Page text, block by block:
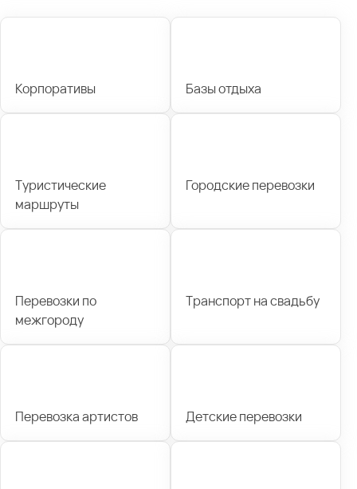
Корпоративы Базы отдыха
Туристические
маршруты
Городские перевозки
Перевозки по
межгороду
Транспорт на свадьбу
Перевозка артистов Детские перевозки